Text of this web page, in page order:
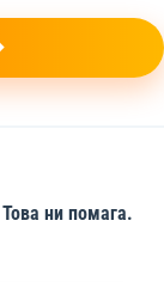
ни помага.